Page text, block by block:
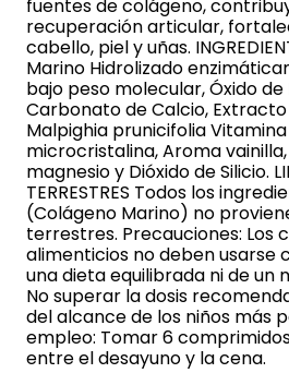
fuentes de colágeno,
recuperación articular,
cabello, piel y uñas.
Marino Hidrolizado
bajo peso molecular, Óxido de
Carbonato de Calcio,
Malpighia prunicifolia Vitamina
microcristalina, Aroma
magnesio y Dióxido de Silicio.
TERRESTRES Todos los
(Colágeno Marino) no
terrestres. Precauciones: Los
alimenticios no deben usarse
una dieta equilibrada ni de un
No superar la dosis
del alcance de los niños más
empleo: Tomar 6
entre el desayuno y la cena.